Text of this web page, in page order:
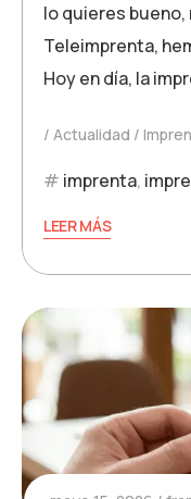
lo quieres bueno,
Teleimprenta,
Hoy en día, la
Actualidad
imprenta,
LEER MÁS